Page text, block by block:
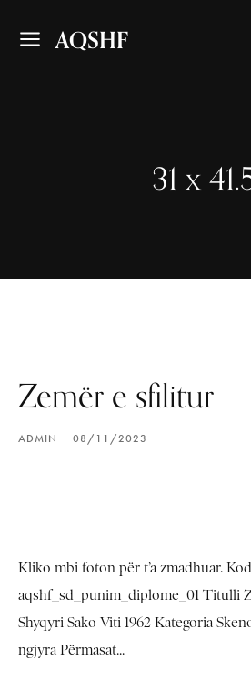
AQSHF
31 x
Zemër e sfilitur
ADMIN 08/11/2023
Kliko mbi foton për t’a zmadhuar.
aqshf_sd_punim_diplome_01 Titulli
Shyqyri Sako Viti 1962 Kategoria
ngjyra Përmasat...